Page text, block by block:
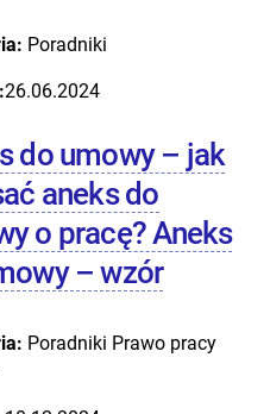
Poradniki
26.06.2024
do umowy – jak
aneks do
o pracę? Aneks
– wzór
Poradniki Prawo pracy